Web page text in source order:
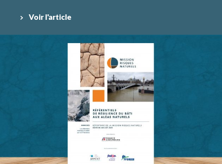
Voir l'article